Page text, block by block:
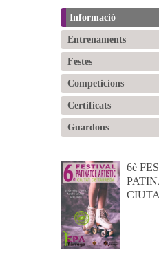
Informació
Entrenaments
Festes
Competicions
Certificats
Guardons
6è